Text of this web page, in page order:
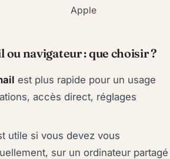
Apple
navigateur : que choisir ?
est plus rapide pour un usage
accès direct, réglages
utile si vous devez vous
sur un ordinateur partagé